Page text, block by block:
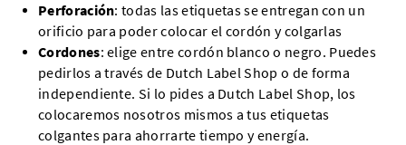
Perforación: todas las etiquetas se entregan con un
orificio para poder colocar el cordón y colgarlas
Cordones: elige entre cordón blanco o negro. Puedes
pedirlos a través de Dutch Label Shop o de forma
independiente. Si lo pides a Dutch Label Shop, los
colocaremos nosotros mismos a tus etiquetas
colgantes para ahorrarte tiempo y energía.